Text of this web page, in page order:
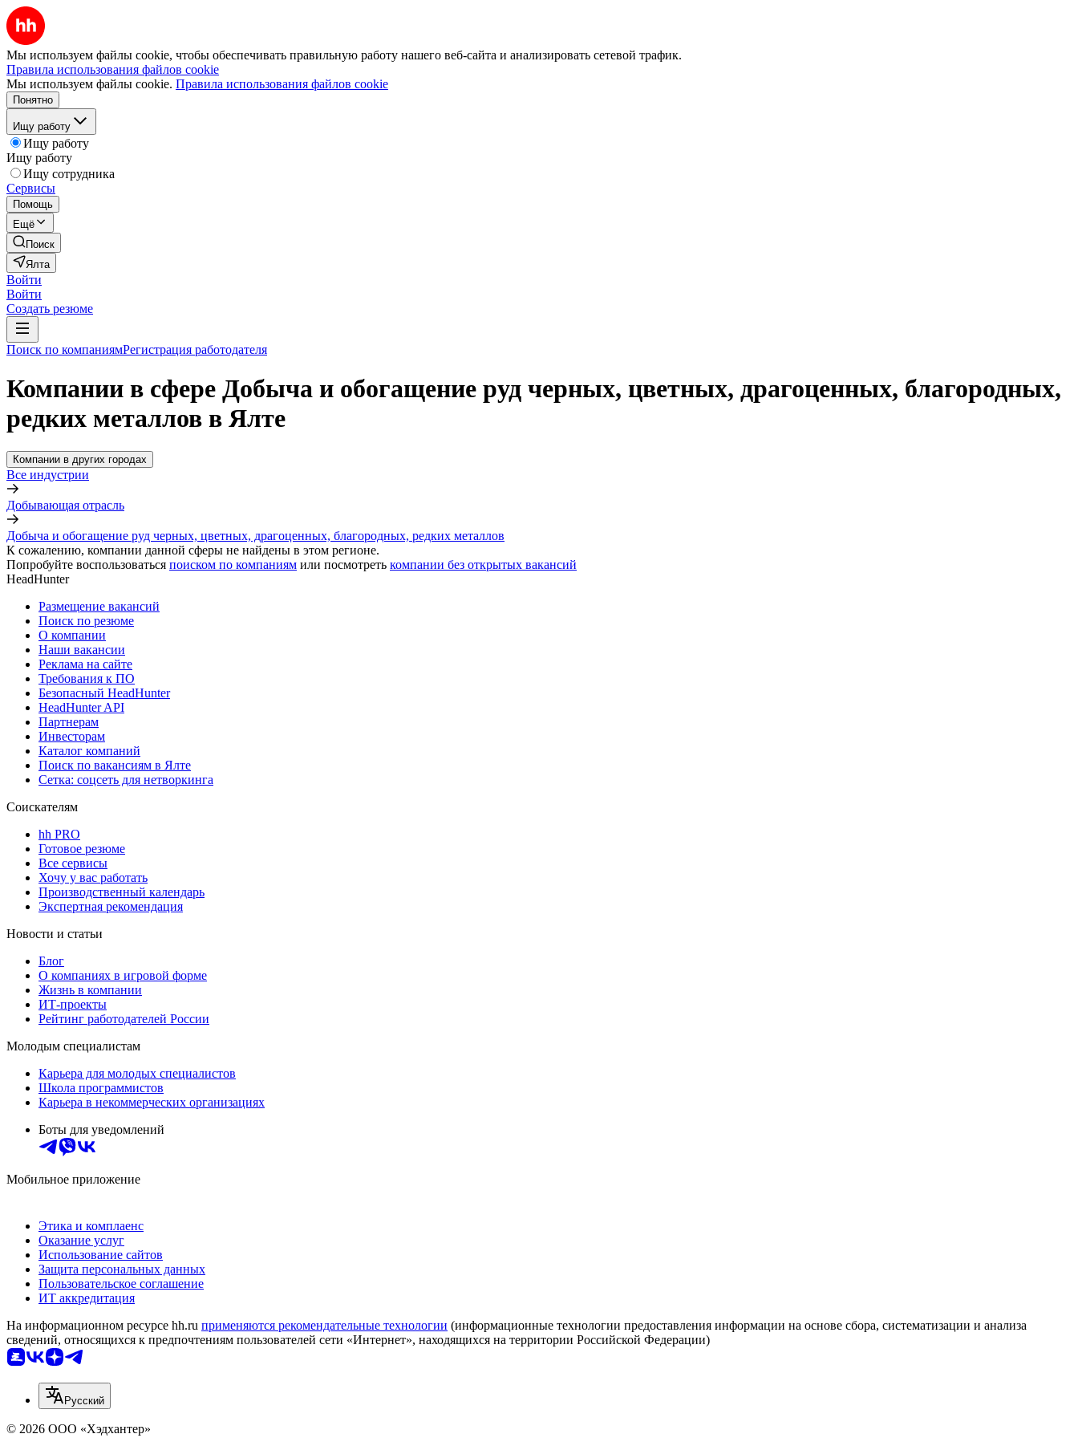
Мы используем файлы cookie, чтобы обеспечивать правильную работу нашего веб-сайта и анализировать сетевой трафик.
Правила использования файлов cookie
Мы используем файлы cookie. Правила использования файлов cookie
Понятно
Ищу работу
Ищу работу
Ищу работу
Ищу сотрудника
Сервисы
Помощь
Ещё
Поиск
Ялта
Войти
Войти
Создать резюме
Поиск по компаниямРегистрация работодателя
Компании в сфере Добыча и обогащение руд черных, цветных, драгоценных, благородных,
редких металлов в Ялте
Компании в других городах
Все индустрии
Добывающая отрасль
Добыча и обогащение руд черных, цветных, драгоценных, благородных, редких металлов
К сожалению, компании данной сферы не найдены в этом регионе.
Попробуйте воспользоваться поиском по компаниям или посмотреть компании без открытых вакансий
HeadHunter
Размещение вакансий
Поиск по резюме
О компании
Наши вакансии
Реклама на сайте
Требования к ПО
Безопасный HeadHunter
HeadHunter API
Партнерам
Инвесторам
Каталог компаний
Поиск по вакансиям в Ялте
Сетка: соцсеть для нетворкинга
Соискателям
hh PRO
Готовое резюме
Все сервисы
Хочу у вас работать
Производственный календарь
Экспертная рекомендация
Новости и статьи
Блог
О компаниях в игровой форме
Жизнь в компании
ИТ-проекты
Рейтинг работодателей России
Молодым специалистам
Карьера для молодых специалистов
Школа программистов
Карьера в некоммерческих организациях
Боты для уведомлений
Мобильное приложение
Этика и комплаенс
Оказание услуг
Использование сайтов
Защита персональных данных
Пользовательское соглашение
ИТ аккредитация
На информационном ресурсе hh.ru применяются рекомендательные технологии (информационные технологии предоставления информации на основе сбора, систематизации и анализа
сведений, относящихся к предпочтениям пользователей сети «Интернет», находящихся на территории Российской Федерации)
Русский
© 2026 ООО «Хэдхантер»